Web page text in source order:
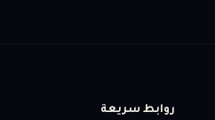
روابط سريعة